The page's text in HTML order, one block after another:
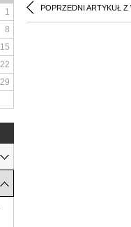
POPRZEDNI ARTYKUŁ Z
1
8
15
22
29